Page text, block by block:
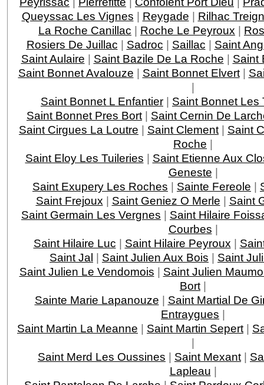
Queyssac Les Vignes | Reygade | Rilhac
La Roche Canillac | Roche Le Peyroux |
Rosiers De Juillac | Sadroc | Saillac | Saint
Saint Aulaire | Saint Bazile De La Roche | Saint
Saint Bonnet Avalouze | Saint Bonnet Elvert|
|
Saint Bonnet L Enfantier | Saint Bonnet Les
Saint Bonnet Pres Bort | Saint Cernin De
Saint Cirgues La Loutre | Saint Clement | Saint
Roche |
Saint Eloy Les Tuileries | Saint Etienne Aux
Geneste |
Saint Exupery Les Roches | Sainte Fereole |
Saint Frejoux | Saint Geniez O Merle | Saint
Saint Germain Les Vergnes | Saint Hilaire
Courbes |
Saint Hilaire Luc | Saint Hilaire Peyroux |
Saint Jal | Saint Julien Aux Bois | Saint
Saint Julien Le Vendomois | Saint Julien
Bort |
Sainte Marie Lapanouze | Saint Martial De
Entraygues |
Saint Martin La Meanne | Saint Martin Sepert |
|
Saint Merd Les Oussines | Saint Mexant |
Lapleau |